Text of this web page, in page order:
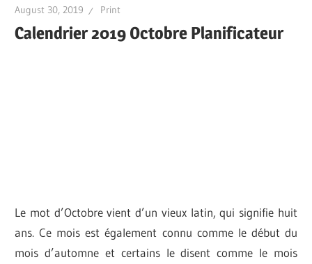
August 30, 2019 Print
Calendrier 2019 Octobre Planificateur
Le mot d’Octobre vient d’un vieux latin, qui signifie huit
ans. Ce mois est également connu comme le début du
mois d’automne et certains le disent comme le mois